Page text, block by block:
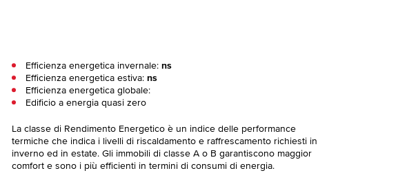
Efficienza energetica invernale:ns
Efficienza energetica estiva:ns
Efficienza energetica globale:
Edificio a energia quasi zero
La classe di Rendimento Energetico è un indice delle performance
termiche che indica i livelli di riscaldamento e raffrescamento richiesti in
inverno ed in estate. Gli immobili di classe A o B garantiscono maggior
comfort e sono i più efficienti in termini di consumi di energia.